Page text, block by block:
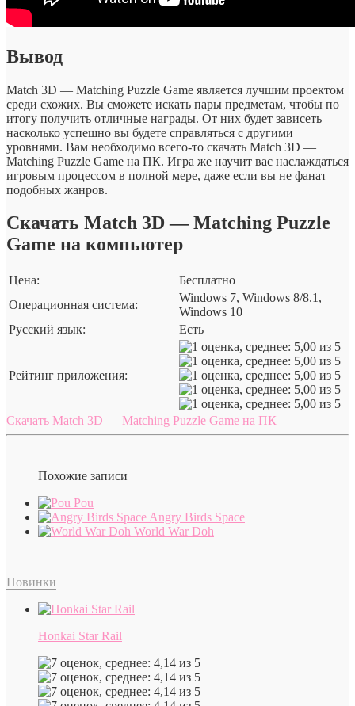
Вывод
Match 3D — Matching Puzzle Game является лучшим проектом
среди схожих. Вы сможете искать пары предметам, чтобы по
итогу получить отличные награды. От них будет зависеть
насколько успешно вы будете справляться с другими
уровнями. Вам необходимо всего-то скачать Match 3D —
Matching Puzzle Game на ПК. Игра же научит вас наслаждаться
игровым процессом в полной мере, даже если вы не фанат
подобных жанров.
Скачать Match 3D — Matching Puzzle
Game на компьютер
Цена:
Бесплатно
Операционная система:
Windows 7, Windows 8/8.1,
Windows 10
Русский язык:
Есть
Рейтинг приложения:
Скачать Match 3D — Matching Puzzle Game на ПК
Похожие записи
Pou
Angry Birds Space
World War Doh
Новинки
Honkai Star Rail